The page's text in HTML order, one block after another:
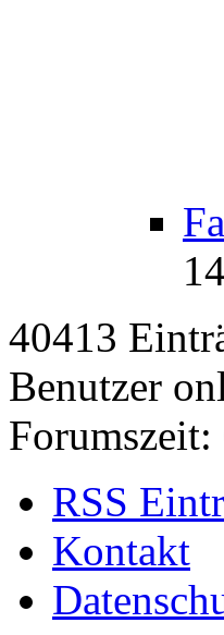
40413
Benutzer
RSS
Kontakt